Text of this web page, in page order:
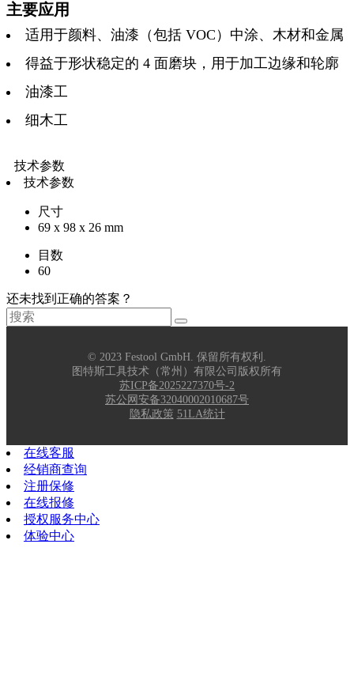
主要应用
适用于颜料、油漆（包括 VOC）中涂、木材和金属
得益于形状稳定的 4 面磨块，用于加工边缘和轮廓
油漆工
细木工
技术参数
技术参数
尺寸
69 x 98 x 26 mm
目数
60
还未找到正确的答案？
© 2023 Festool GmbH. 保留所有权利.
图特斯工具技术（常州）有限公司版权所有
苏ICP备2025227370号-2
苏公网安备32040002010687号
隐私政策 51LA统计
在线客服
经销商查询
注册保修
在线报修
授权服务中心
体验中心